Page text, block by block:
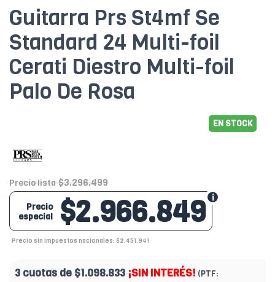
Guitarra Prs St4mf Se
Standard 24 Multi-foil
Cerati Diestro Multi-foil
Palo De Rosa
EN STOCK
Precio lista $3.296.499
$2.966.849
Precio
especial
Precio sin impuestos nacionales: $2.451.941
3 cuotas de $1.098.833 ¡SIN INTERÉS! (PTF: